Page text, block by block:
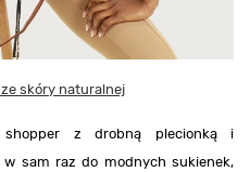
skóry naturalnej
shopper z drobną plecionką i
sam raz do modnych sukienek,